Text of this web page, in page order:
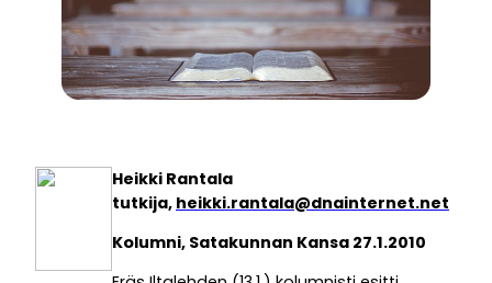
Heikki Rantala
tutkija, heikki.rantala@dnainternet.net
Kolumni, Satakunnan Kansa 27.1.2010